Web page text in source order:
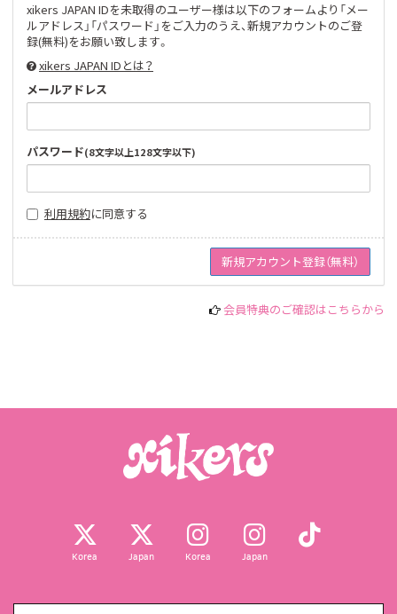
xikers JAPAN IDを未取得のユーザー様は以下のフォームより「メー
ルアドレス」「パスワード」をご入力のうえ、新規アカウントのご登
録(無料)をお願い致します。
xikers JAPAN IDとは？
メールアドレス
パスワード(8文字以上128文字以下)
利用規約に同意する
会員特典のご確認はこちらから
Korea Japan Korea Japan